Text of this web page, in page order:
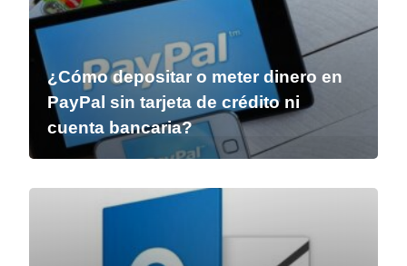
¿Cómo depositar o meter dinero en
PayPal sin tarjeta de crédito ni
cuenta bancaria?